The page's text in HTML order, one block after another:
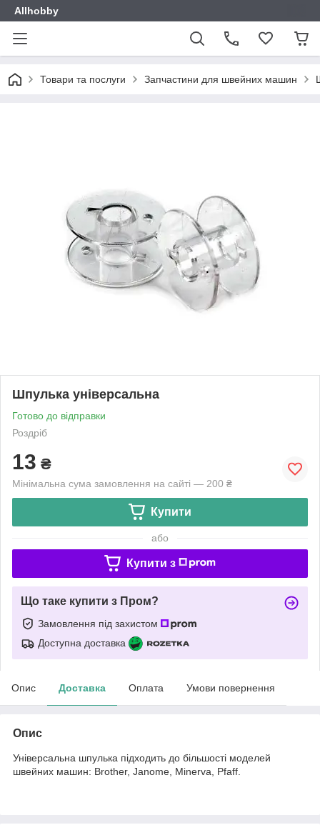
Allhobby
Товари та послуги Запчастини для швейних машин
Шпулька універсальна
Готово до відправки
Роздріб
13 ₴
Мінімальна сума замовлення на сайті — 200 ₴
Купити
або
Купити з
Що таке купити з Пром?
Замовлення під захистом
Доступна доставка
Опис Доставка Оплата Умови повернення
Опис
Універсальна шпулька підходить до більшості моделей
швейних машин: Brother, Janome, Minerva, Pfaff.